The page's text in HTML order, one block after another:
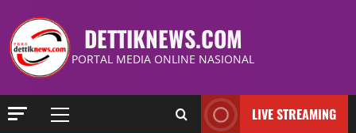
DETTIKNEWS.COM
PORTAL MEDIA ONLINE NASIONAL
LIVE STREAMING